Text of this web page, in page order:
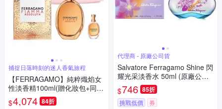
捕捉日落時刻的迷人香氣旅程
【FERRAGAMO】純粹熾焰女
性淡香精100ml(贈化妝包+同款
小香6ml乙瓶)
$4,074 84折
代理商 - 原廠公司貨
Salvatore Ferragamo Shine 閃
耀光采淡香水 50ml (原廠公司
貨) 效期 2028/07
$746 85折
挑戰低價 券